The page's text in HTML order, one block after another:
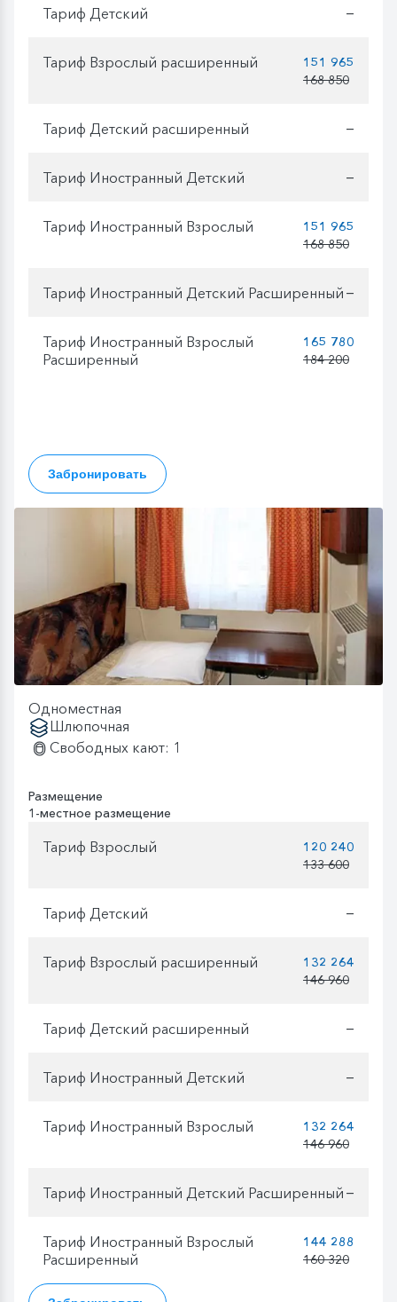
Тариф Детский —
Тариф Взрослый расширенный
151 965
168 850
Тариф Детский расширенный —
Тариф Иностранный Детский —
Тариф Иностранный Взрослый
151 965
168 850
Тариф Иностранный Детский Расширенный —
Тариф Иностранный Взрослый
Расширенный
165 780
184 200
Забронировать
Одноместная
Шлюпочная
Свободных кают: 1
Размещение
1-местное размещение
Тариф Взрослый
120 240
133 600
Тариф Детский —
Тариф Взрослый расширенный
132 264
146 960
Тариф Детский расширенный —
Тариф Иностранный Детский —
Тариф Иностранный Взрослый
132 264
146 960
Тариф Иностранный Детский Расширенный —
Тариф Иностранный Взрослый
Расширенный
144 288
160 320